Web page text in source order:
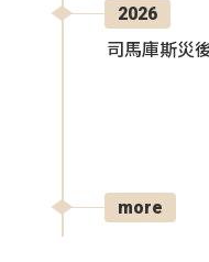
2026
司馬庫斯災
more